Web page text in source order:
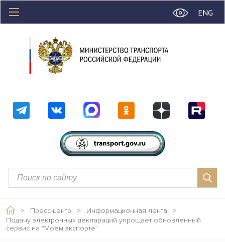
ENG
> Пресс-центр > Информационная лента
>
Подачу электронных деклараций упрощает обновленный
сервис на "Моем экспорте"